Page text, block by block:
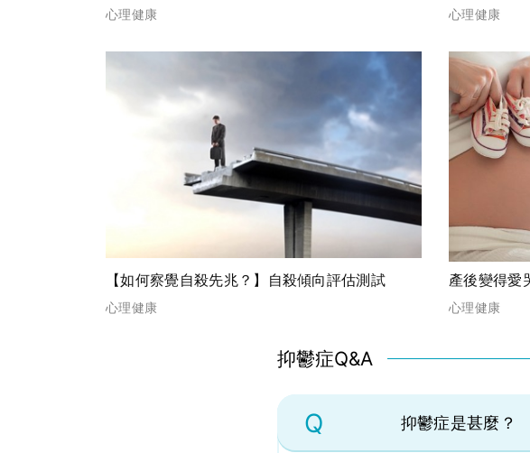
心理健康 心理健康
【如何察覺自殺先兆？】自殺傾向評估測試
心理健康
產後變得愛
心理健康
抑鬱症Q&A
Q 抑鬱症是甚麼？